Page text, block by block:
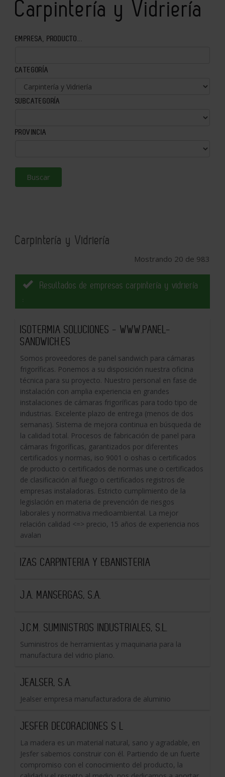
Carpintería y Vidriería
EMPRESA, PRODUCTO...
CATEGORÍA
SUBCATEGORÍA
PROVINCIA
Buscar
Carpintería y Vidriería
Mostrando 20 de 983
Resultados de empresas carpintería y vidriería
:
ISOTERMIA SOLUCIONES - WWW.PANEL-
SANDWICH.ES
Somos proveedores de panel sandwich para cámaras
frigoríficas. Ponemos a su disposición nuestra oficina
técnica para su proyecto. Nuestro personal en fase de
instalación con amplia experiencia en grandes
instalaciones de cámaras frigoríficas para todo tipo de
industrias. Excelente plazo de entrega (menos de dos
semanas). Sistema de mejora continua en búsqueda de
la calidad total. Procesos de fabricación de panel para
cámaras frigoríficas, garantizados por diferentes
certificados y normas, iso 9001 o oshas o certificados
de producto o certificados de normas une o certificados
de clasificación al fuego o certificados registros de
empresas instaladoras. Estricto cumplimiento de la
legislación en materia de prevención de riesgos
laborales y normativa medioambiental. La mejor
relación calidad <=> precio, 15 años de experiencia nos
avalan
IZAS CARPINTERIA Y EBANISTERIA
J.A. MANSERGAS, S.A.
J.C.M. SUMINISTROS INDUSTRIALES, S.L.
Suministros de herramientas y maquinaria para la
manufactura del vidrio plano.
JEALSER, S.A.
Jealser empresa manufacturadora de aluminio
JESFER DECORACIONES S L
La madera es un material natural, sano y agradable, en
Jesfer sabemos construir con él. Partiendo de un fuerte
compromiso con el conocimiento del producto, la